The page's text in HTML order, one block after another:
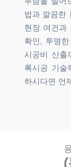
법과 깔끔한
현장 여건과
확인, 투명
시공비 산출
록시공 기술
하시다면 언